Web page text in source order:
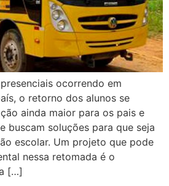
ocorrendo em
o retorno dos alunos se
ainda maior para os pais e
buscam soluções para que seja
escolar. Um projeto que pode
nessa retomada é o
[…]